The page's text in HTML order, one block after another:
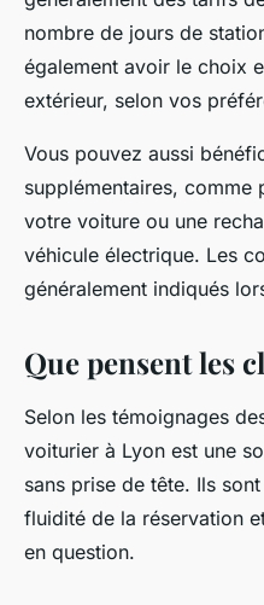
nombre de jours de
également avoir le choix
extérieur, selon vos
Vous pouvez aussi
supplémentaires, comme
votre voiture ou une
véhicule électrique. Les
généralement indiqués
Que pensent les
Selon les témoignages
voiturier à Lyon est une
sans prise de tête. Ils
fluidité de la réservation
en question.